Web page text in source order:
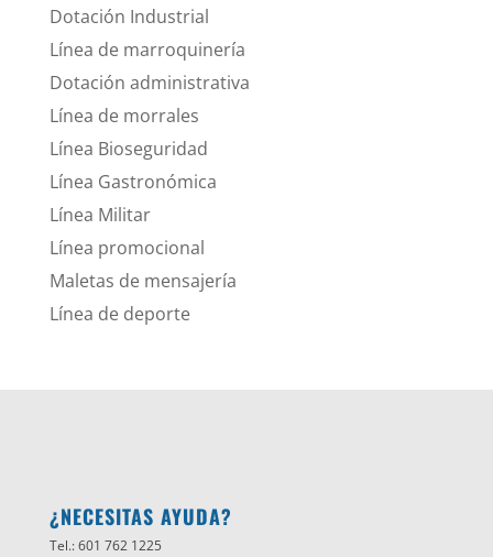
Dotación Industrial
Línea de marroquinería
Dotación administrativa
Línea de morrales
Línea Bioseguridad
Línea Gastronómica
Línea Militar
Línea promocional
Maletas de mensajería
Línea de deporte
¿NECESITAS AYUDA?
Tel.: 601 762 1225